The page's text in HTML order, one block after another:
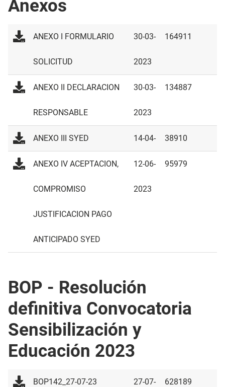
Anexos
ANEXO I FORMULARIO
SOLICITUD
30-03-
2023
164911
ANEXO II DECLARACION
RESPONSABLE
30-03-
2023
134887
ANEXO III SYED 14-04-
2023
38910
ANEXO IV ACEPTACION,
COMPROMISO
JUSTIFICACION PAGO
ANTICIPADO SYED
12-06-
2023
95979
BOP - Resolución
definitiva Convocatoria
Sensibilización y
Educación 2023
BOP142_27-07-23 27-07- 628189